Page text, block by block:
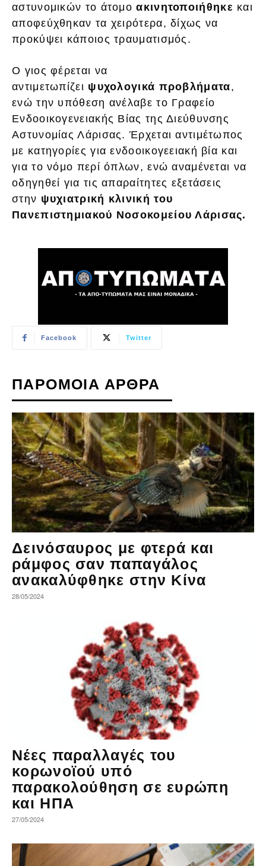
αστυνομικών το άτομοακινητοποιήθηκε και
αποφεύχθηκαν τα χειρότερα, δίχως να
προκύψει κάποιος τραυματισμός.
Ο γιος φέρεται να
αντιμετωπίζει ψυχολογικά προβλήματα,
ενώ την υπόθεση ανέλαβε το Γραφείο
Ενδοοικογενειακής Βίας της Διεύθυνσης
Αστυνομίας Λάρισας. Έρχεται αντιμέτωπος
με κατηγορίες για ενδοοικογεειακή βία και
για το νόμο περί όπλων, ενώ αναμένεται να
οδηγηθεί για τις απαραίτητες εξετάσεις
στην ψυχιατρική κλινική του
Πανεπιστημιακού Νοσοκομείου Λάρισας.
Facebook Twitter
ΠΑΡΟΜΟΙΑ ΑΡΘΡΑ
Δεινόσαυρος με φτερά και
ράμφος σαν παπαγάλος
ανακαλύφθηκε στην Κίνα
28/05/2024
Νέες παραλλαγές του
κορωνοϊού υπό
παρακολούθηση σε ευρώπη
και ΗΠΑ
27/05/2024